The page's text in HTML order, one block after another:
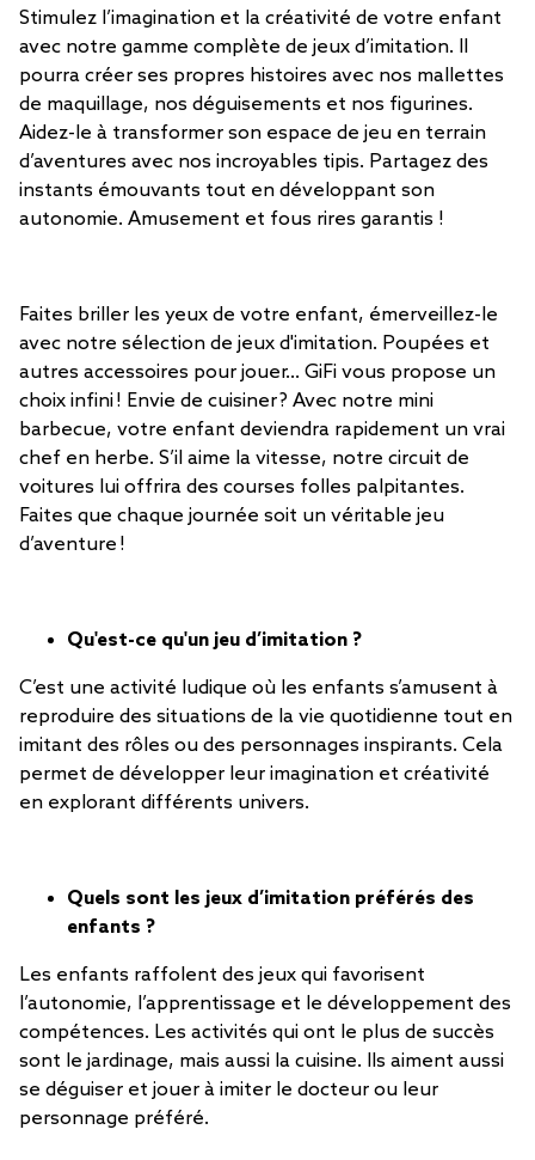
Stimulez l’imagination et la créativité de votre enfant
avec notre gamme complète de jeux d’imitation. Il
pourra créer ses propres histoires avec nos mallettes
de maquillage, nos déguisements et nos figurines.
Aidez-le à transformer son espace de jeu en terrain
d’aventures avec nos incroyables tipis. Partagez des
instants émouvants tout en développant son
autonomie. Amusement et fous rires garantis !
Faites briller les yeux de votre enfant, émerveillez-le
avec notre sélection de jeux d'imitation. Poupées et
autres accessoires pour jouer... GiFi vous propose un
choix infini ! Envie de cuisiner ? Avec notre mini
barbecue, votre enfant deviendra rapidement un vrai
chef en herbe. S’il aime la vitesse, notre circuit de
voitures lui offrira des courses folles palpitantes.
Faites que chaque journée soit un véritable jeu
d’aventure !
Qu'est-ce qu'un jeu d’imitation ?
C’est une activité ludique où les enfants s’amusent à
reproduire des situations de la vie quotidienne tout en
imitant des rôles ou des personnages inspirants. Cela
permet de développer leur imagination et créativité
en explorant différents univers.
Quels sont les jeux d’imitation préférés des
enfants ?
Les enfants raffolent des jeux qui favorisent
l’autonomie, l’apprentissage et le développement des
compétences. Les activités qui ont le plus de succès
sont le jardinage, mais aussi la cuisine. Ils aiment aussi
se déguiser et jouer à imiter le docteur ou leur
personnage préféré.